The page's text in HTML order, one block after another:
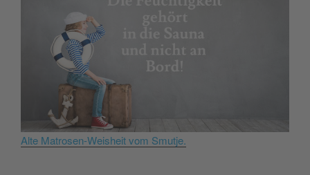
Alte Matrosen-Weisheit vom Smutje.